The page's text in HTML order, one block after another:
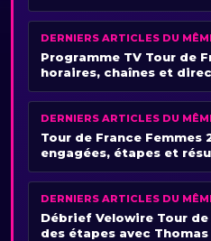
DERNIERS ARTICLES DU
Programme TV Tour de
horaires, chaînes et
DERNIERS ARTICLES DU
Tour de France Femmes
engagées, étapes et
DERNIERS ARTICLES DU
Débrief Velowire Tour
des étapes avec